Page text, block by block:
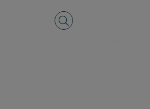
Volltextsuche